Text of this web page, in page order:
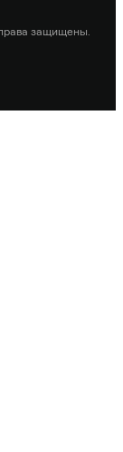
защищены.